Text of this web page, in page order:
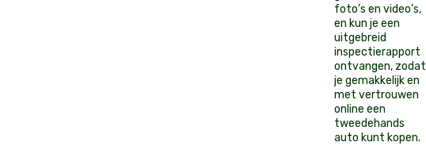
foto’s en video’s,
en kun je een
uitgebreid
inspectierapport
ontvangen, zodat
je gemakkelijk en
met vertrouwen
online een
tweedehands
auto kunt kopen.